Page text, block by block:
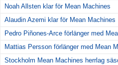
Noah Allsten klar för Mean Machines
Alaudin Azemi klar för Mean Machines
Pedro Piñones-Arce förlänger med
Mattias Persson förlänger med Mean
Stockholm Mean Machines herrlag